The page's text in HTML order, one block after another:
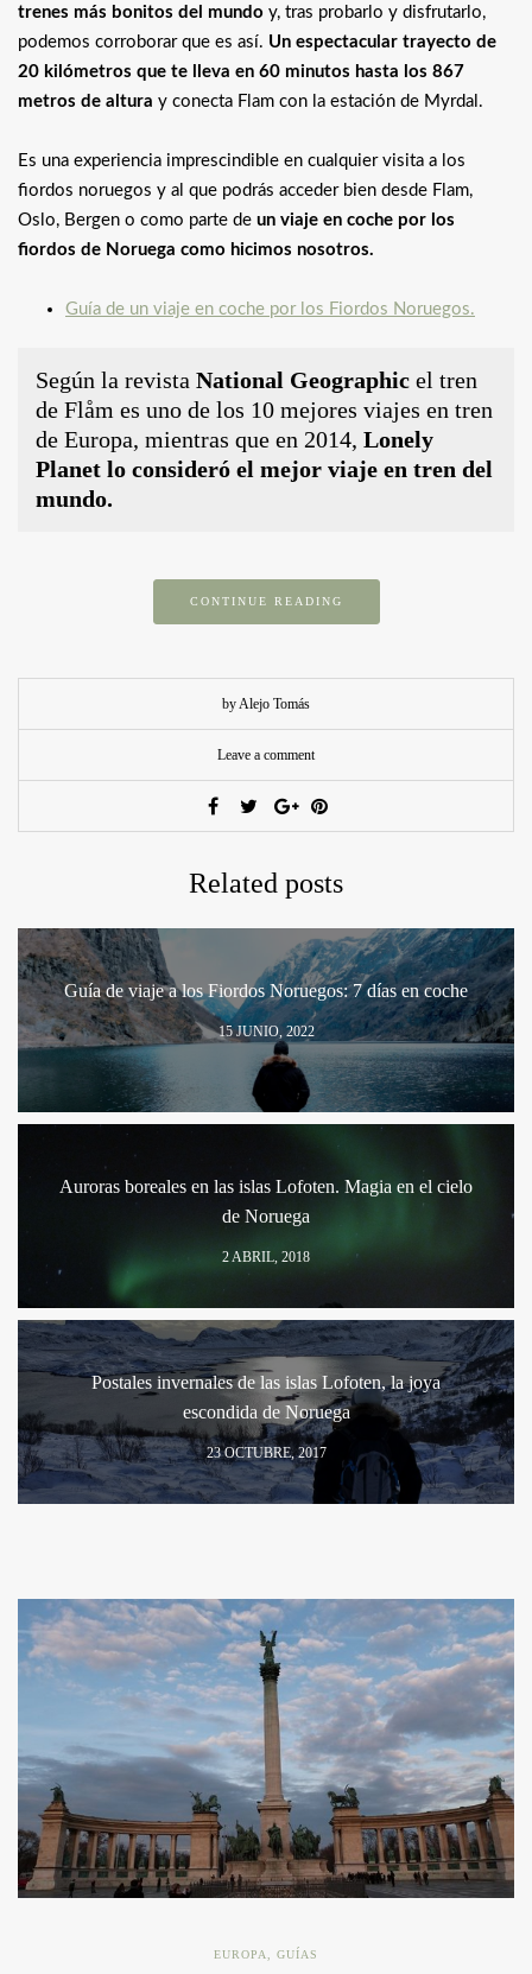
trenes más bonitos del mundo y, tras probarlo y disfrutarlo,
podemos corroborar que es así. Un espectacular trayecto de
20 kilómetros que te lleva en 60 minutos hasta los 867
metros de altura y conecta Flam con la estación de Myrdal.
Es una experiencia imprescindible en cualquier visita a los
fiordos noruegos y al que podrás acceder bien desde Flam,
Oslo, Bergen o como parte de un viaje en coche por los
fiordos de Noruega como hicimos nosotros.
Guía de un viaje en coche por los Fiordos Noruegos.
Según la revista National Geographic el tren
de Flåm es uno de los 10 mejores viajes en tren
de Europa, mientras que en 2014, Lonely
Planet lo consideró el mejor viaje en tren del
mundo.
CONTINUE READING
by Alejo Tomás
Leave a comment
Related posts
Guía de viaje a los Fiordos Noruegos: 7 días en coche
15 JUNIO, 2022
Auroras boreales en las islas Lofoten. Magia en el cielo
de Noruega
2 ABRIL, 2018
Postales invernales de las islas Lofoten, la joya
escondida de Noruega
23 OCTUBRE, 2017
EUROPA, GUÍAS